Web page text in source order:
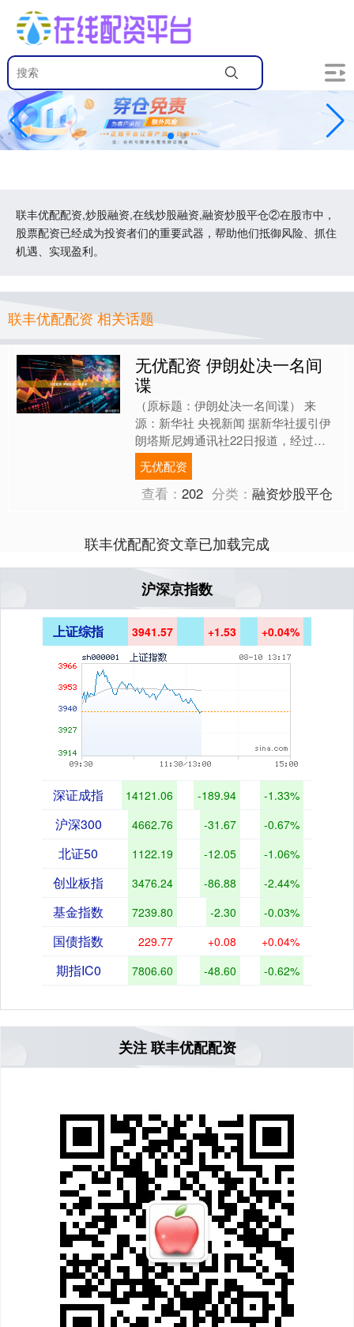
联丰优配配资,炒股融资,在线炒股融资,融资炒股平仓②在股市中，
股票配资已经成为投资者们的重要武器，帮助他们抵御风险、抓住
机遇、实现盈利。
联丰优配配资 相关话题
无优配资 伊朗处决一名间
谍
（原标题：伊朗处决一名间谍） 来
源：新华社 央视新闻 据新华社援引伊
朗塔斯尼姆通讯社22日报道，经过相
关法律程序，伊朗当天上午处决了一名
为以色列情报和特勤局（摩....
无优配资
查看：202 分类：融资炒股平仓
联丰优配配资文章已加载完成
沪深京指数
上证综指 3941.57 +1.53 +0.04%
深证成指 14121.06 -189.94 -1.33%
沪深300 4662.76 -31.67 -0.67%
北证50 1122.19 -12.05 -1.06%
创业板指 3476.24 -86.88 -2.44%
基金指数 7239.80 -2.30 -0.03%
国债指数 229.77 +0.08 +0.04%
期指IC0 7806.60 -48.60 -0.62%
关注 联丰优配配资